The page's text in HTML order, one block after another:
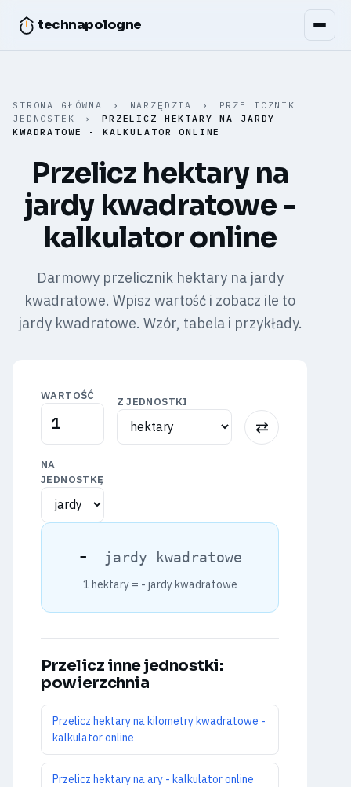
technapologne
STRONA GŁÓWNA › NARZĘDZIA ›
PRZELICZNIK
JEDNOSTEK
›
PRZELICZ HEKTARY NA JARDY
KWADRATOWE - KALKULATOR ONLINE
Przelicz hektary na
jardy kwadratowe -
kalkulator online
Darmowy przelicznik hektary na jardy
kwadratowe. Wpisz wartość i zobacz ile to
jardy kwadratowe. Wzór, tabela i przykłady.
WARTOŚĆ
Z JEDNOSTKI
⇅
NA
JEDNOSTKĘ
- jardy kwadratowe
1 hektary = - jardy kwadratowe
Przelicz inne jednostki:
powierzchnia
Przelicz hektary na kilometry kwadratowe -
kalkulator online
Przelicz hektary na ary - kalkulator online